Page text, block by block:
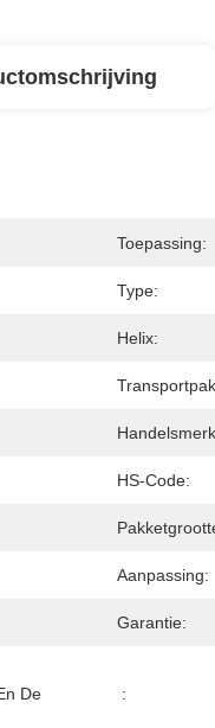
Toepassing:
Type:
Helix:
HS-Code:
Aanpassing:
Garantie:
De
: